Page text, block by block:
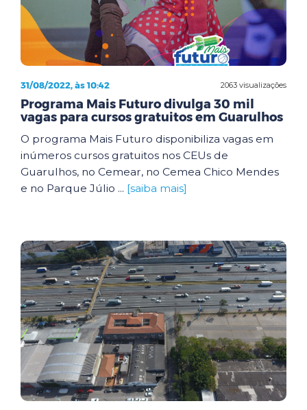
2063 visualizações
31/08/2022, às 10:42
Programa Mais Futuro divulga 30 mil
vagas para cursos gratuitos em Guarulhos
O programa Mais Futuro disponibiliza vagas em
inúmeros cursos gratuitos nos CEUs de
Guarulhos, no Cemear, no Cemea Chico Mendes
e no Parque Júlio ... [saiba mais]